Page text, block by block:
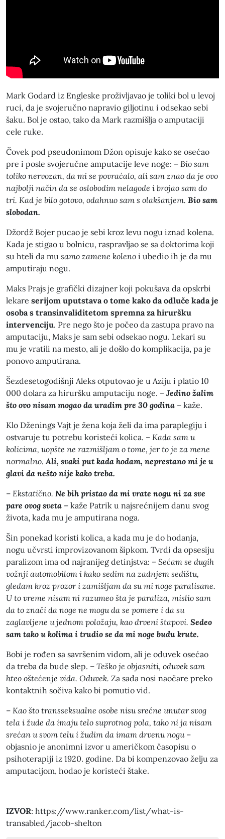
Mark Godard iz Engleske proživljavao je toliki bol u levoj
ruci, da je svojeručno napravio giljotinu i odsekao sebi
šaku. Bol je ostao, tako da Mark razmišlja o amputaciji
cele ruke.
Čovek pod pseudonimom Džon opisuje kako se osećao
pre i posle svojeručne amputacije leve noge: – Bio sam
toliko nervozan, da mi se povraćalo, ali sam znao da je ovo
najbolji način da se oslobodim nelagode i brojao sam do
tri. Kad je bilo gotovo, odahnuo sam s olakšanjem. Bio sam
slobodan.
Džordž Bojer pucao je sebi kroz levu nogu iznad kolena.
Kada je stigao u bolnicu, raspravljao se sa doktorima koji
su hteli da mu samo zamene koleno i ubedio ih je da mu
amputiraju nogu.
Maks Prajs je grafički dizajner koji pokušava da opskrbi
lekare serijom uputstava o tome kako da odluče kada je
osoba s transinvaliditetom spremna za hiruršku
intervenciju. Pre nego što je počeo da zastupa pravo na
amputaciju, Maks je sam sebi odsekao nogu. Lekari su
mu je vratili na mesto, ali je došlo do komplikacija, pa je
ponovo amputirana.
Šezdesetogodišnji Aleks otputovao je u Aziju i platio 10
000 dolara za hiruršku amputaciju noge. –Jedino žalim
što ovo nisam mogao da uradim pre 30 godina – kaže.
Klo Dženings Vajt je žena koja želi da ima paraplegiju i
ostvaruje tu potrebu koristeći kolica. – Kada sam u
kolicima, uopšte ne razmišljam o tome, jer to je za mene
normalno.Ali, svaki put kada hodam, neprestano mi je u
glavi da nešto nije kako treba.
– Ekstatično. Ne bih pristao da mi vrate nogu ni za sve
pare ovog sveta – kaže Patrik u najsrećnijem danu svog
života, kada mu je amputirana noga.
Šin ponekad koristi kolica, a kada mu je do hodanja,
nogu učvrsti improvizovanom šipkom. Tvrdi da opsesiju
paralizom ima od najranijeg detinjstva: – Sećam se dugih
vožnji automobilom i kako sedim na zadnjem sedištu,
gledam kroz prozor i zamišljam da su mi noge paralisane.
U to vreme nisam ni razumeo šta je paraliza, mislio sam
da to znači da noge ne mogu da se pomere i da su
zaglavljene u jednom položaju, kao drveni štapovi. Sedeo
sam tako u kolima i trudio se da mi noge budu krute.
Bobi je rođen sa savršenim vidom, ali je oduvek osećao
da treba da bude slep. – Teško je objasniti, oduvek sam
hteo oštećenje vida. Oduvek. Za sada nosi naočare preko
kontaktnih sočiva kako bi pomutio vid.
– Kao što transseksualne osobe nisu srećne unutar svog
tela i žude da imaju telo suprotnog pola, tako ni ja nisam
srećan u svom telu i žudim da imam drvenu nogu–
objasnio je anonimni izvor u američkom časopisu o
psihoterapiji iz 1920. godine. Da bi kompenzovao želju za
amputacijom, hodao je koristeći štake.
IZVOR: https://www.ranker.com/list/what-is-
transabled/jacob-shelton